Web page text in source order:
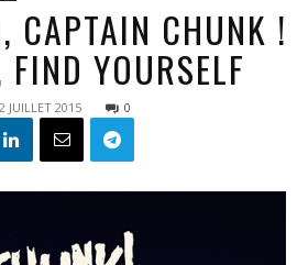
CAPTAIN CHUNK !
YOURSELF
JUILLET 2015 0